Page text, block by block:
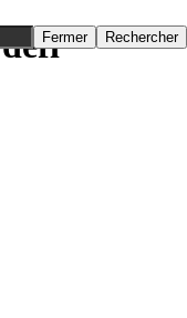
Fermer Rechercher